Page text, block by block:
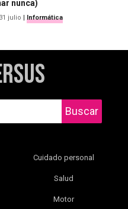
nunca)
31 julio | Informática
Buscar
Cuidado personal
Salud
Motor